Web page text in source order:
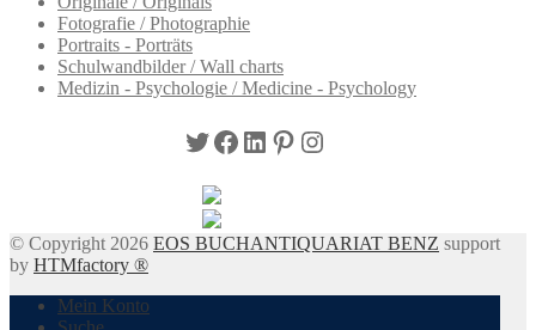
Fotografie / Photographie
Portraits - Porträts
Schulwandbilder / Wall charts
Medizin - Psychologie / Medicine - Psychology
Twitter
Facebook
LinkedIn
Pinterest
Instagram
© Copyright 2026 EOS BUCHANTIQUARIAT BENZ support
by HTMfactory ®
Mein Konto